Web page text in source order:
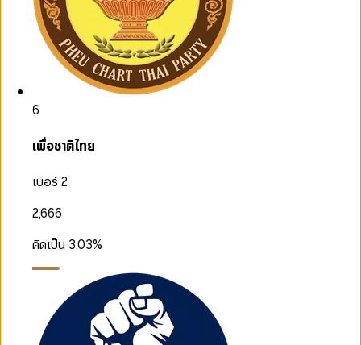
6
เพื่อชาติไทย
เบอร์ 2
2,666
คิดเป็น 3.03%